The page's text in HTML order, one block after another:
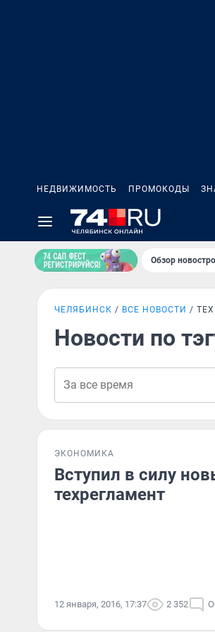
НЕДВИЖИМОСТЬ ПРОМОКОДЫ
Обзор
ЧЕЛЯБИНСК ВСЕ НОВОСТИ
Новости по
ЭКОНОМИКА
Вступил в силу
техрегламент
12 января, 2016, 17:37 2 352